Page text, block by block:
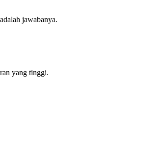
jawabanya.
yang tinggi.